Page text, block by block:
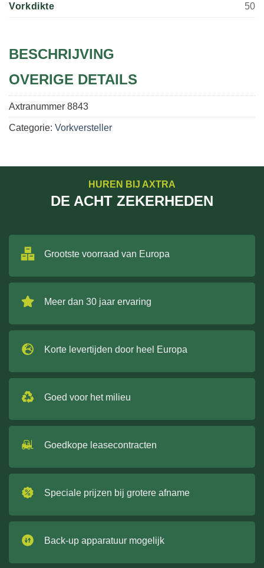
Vorkdikte 50
BESCHRIJVING
OVERIGE DETAILS
Axtranummer 8843
Categorie: Vorkversteller
HUREN BIJ AXTRA
DE ACHT ZEKERHEDEN
Grootste voorraad van Europa
Meer dan 30 jaar ervaring
Korte levertijden door heel Europa
Goed voor het milieu
Goedkope leasecontracten
Speciale prijzen bij grotere afname
Back-up apparatuur mogelijk